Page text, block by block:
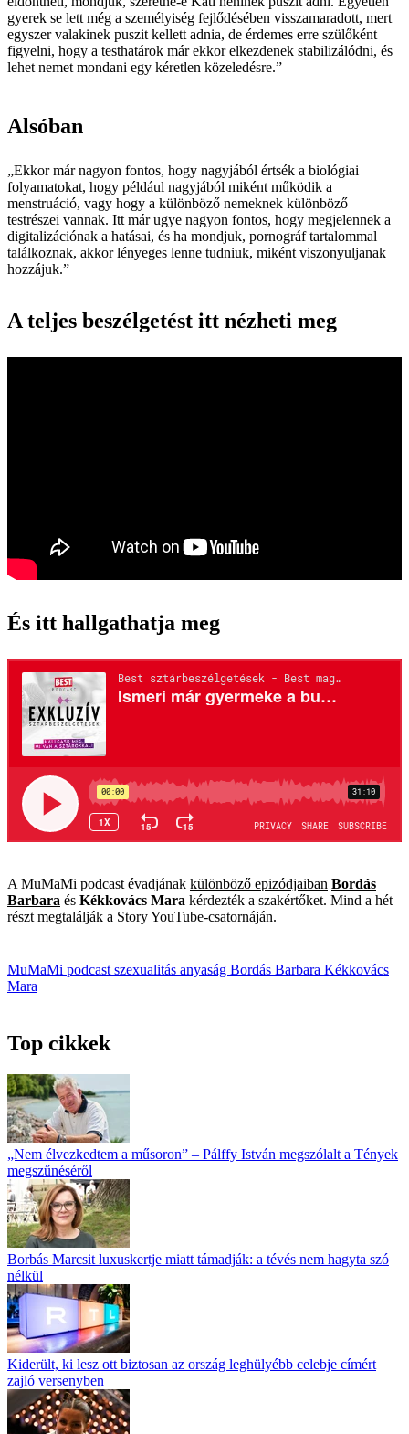
gyerek se lett még a személyiség fejlődésében visszamaradott, mert
egyszer valakinek puszit kellett adnia, de érdemes erre szülőként
figyelni, hogy a testhatárok már ekkor elkezdenek stabilizálódni, és
lehet nemet mondani egy kéretlen közeledésre.”
Alsóban
„Ekkor már nagyon fontos, hogy nagyjából értsék a biológiai
folyamatokat, hogy például nagyjából miként működik a
menstruáció, vagy hogy a különböző nemeknek különböző
testrészei vannak. Itt már ugye nagyon fontos, hogy megjelennek a
digitalizációnak a hatásai, és ha mondjuk, pornográf tartalommal
találkoznak, akkor lényeges lenne tudniuk, miként viszonyuljanak
hozzájuk.”
A teljes beszélgetést itt nézheti meg
És itt hallgathatja meg
A MuMaMi podcast évadjának különböző epizódjaiban Bordás
Barbara és Kékkovács Mara kérdezték a szakértőket. Mind a hét
részt megtalálják a Story YouTube-csatornáján.
MuMaMi podcast szexualitás anyaság Bordás Barbara Kékkovács
Mara
Top cikkek
„Nem élvezkedtem a műsoron” – Pálffy István megszólalt a Tények
megszűnéséről
Borbás Marcsit luxuskertje miatt támadják: a tévés nem hagyta szó
nélkül
Kiderült, ki lesz ott biztosan az ország leghülyébb celebje címért
zajló versenyben